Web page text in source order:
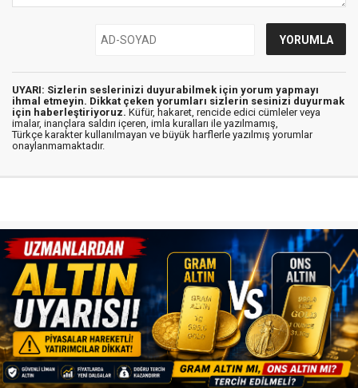
UYARI: Sizlerin seslerinizi duyurabilmek için yorum yapmayı
ihmal etmeyin. Dikkat çeken yorumları sizlerin sesinizi duyurmak
için haberleştiriyoruz. Küfür, hakaret, rencide edici cümleler veya
imalar, inançlara saldırı içeren, imla kuralları ile yazılmamış,
Türkçe karakter kullanılmayan ve büyük harflerle yazılmış yorumlar
onaylanmamaktadır.